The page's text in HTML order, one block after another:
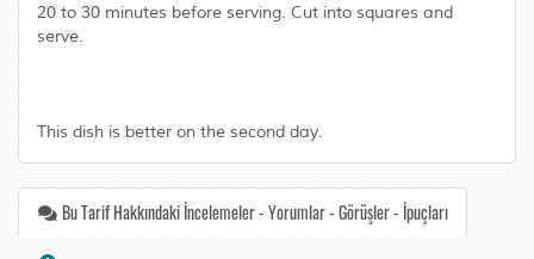
20 to 30 minutes before serving. Cut into squares and
serve.
This dish is better on the second day.
Bu Tarif Hakkındaki İncelemeler - Yorumlar - Görüşler - İpuçları